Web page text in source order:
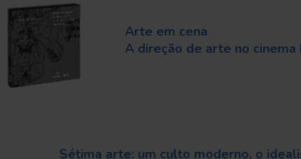
Arte em cena
A direção de arte no cinema
Sétima arte: um culto moderno, o